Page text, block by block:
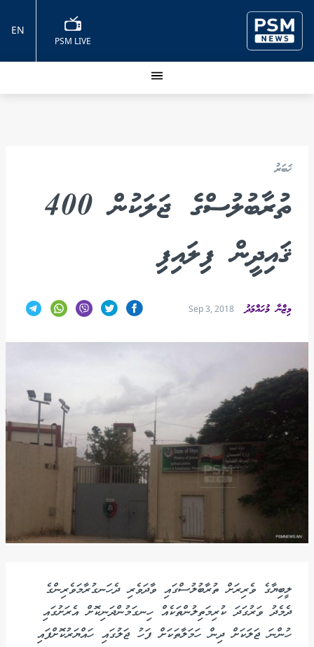
PSM LIVE
EN
ޚަބަރު
ތުރާބުލުސްގެ ޖަލަކުން 400
ޤައިދީން ފިލައިފި
މިޒްނާ މުހައްމަދު Sep 3, 2018
ލީބިޔާގެ ވެރިރަށް ތުރާބުލުސްގައި ވާދަވެރި ދެހަނގުރާމަވެރިންގެ
ދެމެދު ވަރުގަދަ ކުރިމަތިލުންތަކެއް ހިނގަމުންދަނިކޮށް އެރަށުގައި
ހުންނަ ޖަލަކަށް ދިން ހަމަލާތަކަށް ފަހު ޖަލުގައި ހައްޔަރުކޮށްފައި